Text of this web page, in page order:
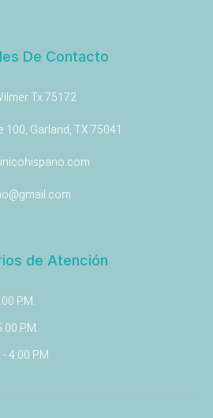
De Contacto
Tx 75172
100, Garland, TX 75041
de Atención
P.M.
P.M.
4:00 P.M.